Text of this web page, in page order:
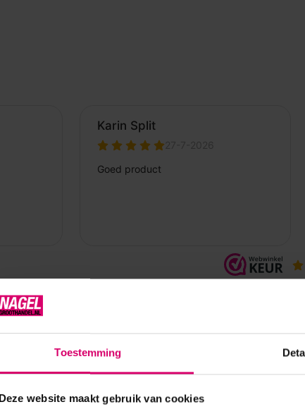
Toestemming
Deze website maakt gebruik van cookies